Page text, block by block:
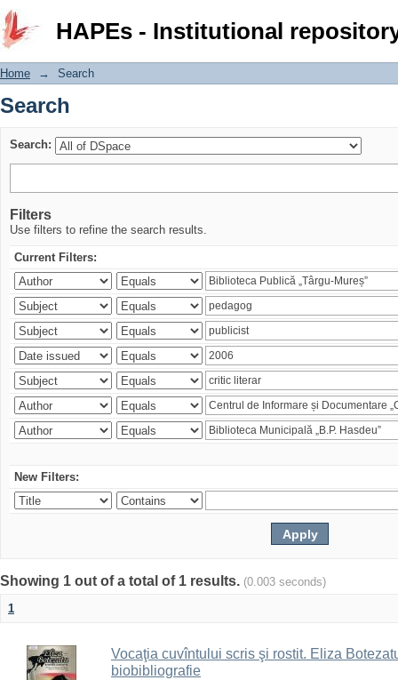
HAPEs - Institutional
Search
Home → Search
Search
Search:
Filters
Use filters to refine the search results.
Current Filters:
New Filters:
Showing 1 out of a total of 1 results. (0.003 seconds)
1
Vocaţia cuvîntului scris şi rostit. Eliza
biobibliografie